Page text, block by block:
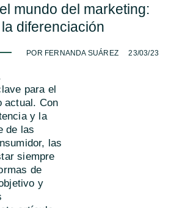
mundo del marketing:
diferenciación
- POR FERNANDA SUÁREZ 23/03/23
para el
actual. Con
y la
de las
las
siempre
de
y